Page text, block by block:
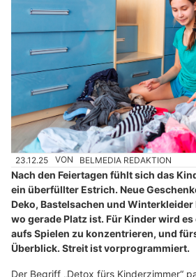
23.12.25 VON BELMEDIA REDAKTION
Nach den Feiertagen fühlt sich das
ein überfüllter Estrich. Neue
Deko, Bastelsachen und
wo gerade Platz ist. Für Kinder wird
aufs Spielen zu konzentrieren, und
Überblick. Streit ist vorprogrammiert.
Der Begriff „Detox fürs Kinderzimmer“